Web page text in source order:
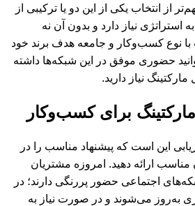
از انتخاب یکی از این دو یا ترکیبی از
استراتژی نیاز دارد و بدون آن نه
با نوع کسب‌وکار و جامعه هدف برند خود
حضوری موفق در این شبکه‌ها داشته
مارکتینگ نیاز دارید.
برای کسب‌وکار
این است که پیشنهاد مناسب را در
ارائه دهید. امروزه مشتریان
اجتماعی حضور پررنگی دارند؛ در
به‌روز می‌شوند و در صورت نیاز به